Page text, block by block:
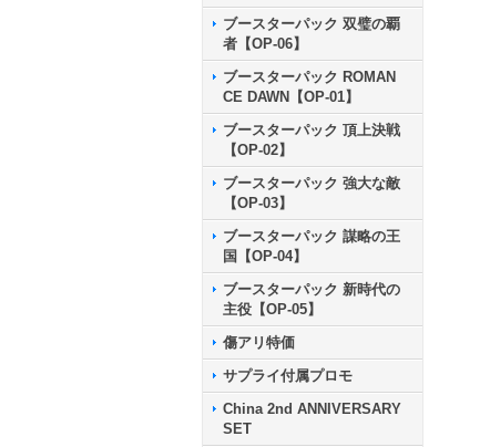
ブースターパック 双璧の覇
者【OP-06】
ブースターパック ROMAN
CE DAWN【OP-01】
ブースターパック 頂上決戦
【OP-02】
ブースターパック 強大な敵
【OP-03】
ブースターパック 謀略の王
国【OP-04】
ブースターパック 新時代の
主役【OP-05】
傷アリ特価
サプライ付属プロモ
China 2nd ANNIVERSARY
SET